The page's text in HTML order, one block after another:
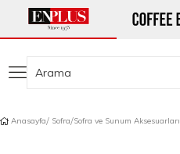
Anasayfa Sofra Sofra ve Sunum Aksesuarları